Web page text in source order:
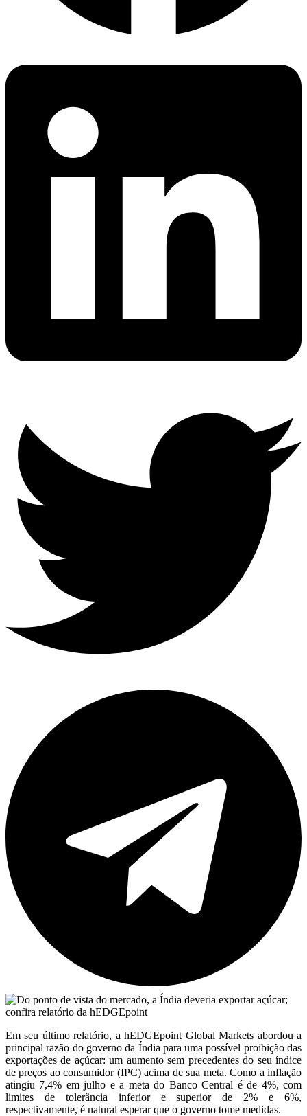
Em seu último relatório, a hEDGEpoint Global Markets abordou a
principal razão do governo da Índia para uma possível proibição das
exportações de açúcar: um aumento sem precedentes do seu índice
de preços ao consumidor (IPC) acima de sua meta. Como a inflação
atingiu 7,4% em julho e a meta do Banco Central é de 4%, com
limites de tolerância inferior e superior de 2% e 6%,
respectivamente, é natural esperar que o governo tome medidas.